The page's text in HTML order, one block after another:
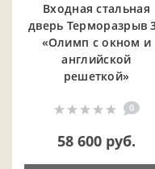
Входная cтальная
дверь Терморазрыв
«Олимп с окном и
английской
решеткой»
0
58 600 руб.